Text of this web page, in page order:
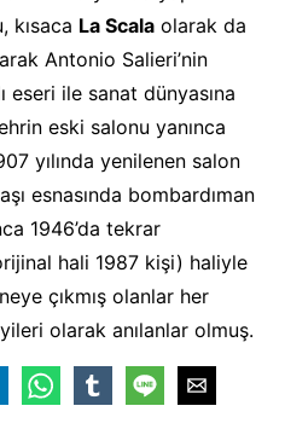
kısaca La Scala olarak da
Antonio Salieri’nin
eseri ile sanat dünyasına
eski salonu yanınca
yılında yenilenen salon
esnasında bombardıman
1946’da tekrar
hali 1987 kişi) haliyle
çıkmış olanlar her
olarak anılanlar olmuş.